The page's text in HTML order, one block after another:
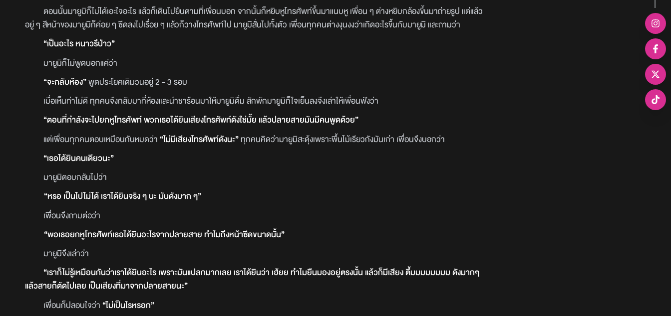
ตอนนั้นมายูมิก็ไม่ได้เอะใจอะไร แล้วก็เดินไปยืนตามที่เพื่อนบอก จากนั้นก็หยิบหูโทรศัพท์ขึ้นมาแนบหู เพื่อน ๆ ต่างหยิบกล้องขึ้นมาถ่ายรูป แต่แล้ว
อยู่ ๆ สีหน้าของมายูมิก็ค่อย ๆ ซีดลงไปเรื่อย ๆ แล้วก็วางโทรศัพท์ไป มายูมิสั่นไปทั้งตัว เพื่อนทุกคนต่างงุนงงว่าเกิดอะไรขึ้นกับมายูมิ และถามว่า
“เป็นอะไร หนาวรึป่าว”
มายูมิก็ไม่พูดบอกแค่ว่า
“จะกลับห้อง”พูดประโยคเดิมวนอยู่ 2 - 3 รอบ
เมื่อเห็นท่าไม่ดี ทุกคนจึงกลับมาที่ห้องและนำชาร้อนมาให้มายูมิดื่ม สักพักมายูมิก็ใจเย็นลงจึงเล่าให้เพื่อนฟังว่า
“ตอนที่กำลังจะไปยกหูโทรศัพท์ พวกเธอได้ยินเสียงโทรศัพท์ดังใช่มั้ย แล้วปลายสายมันมีคนพูดด้วย”
แต่เพื่อนทุกคนตอบเหมือนกันหมดว่า“ไม่มีเสียงโทรศัพท์ดังนะ”ทุกคนคิดว่ามายูมิสะดุ้งเพราะพื้นไม้เรียวกังมันเก่า เพื่อนจึงบอกว่า
“เธอได้ยินคนเดียวนะ”
มายูมิตอบกลับไปว่า
“หรอ เป็นไปไม่ได้ เราได้ยินจริง ๆ นะ มันดังมาก ๆ”
เพื่อนจึงถามต่อว่า
“พอเธอยกหูโทรศัพท์เธอได้ยินอะไรจากปลายสาย ทำไมถึงหน้าซีดขนาดนั้น”
มายูมิจึงเล่าว่า
“เราก็ไม่รู้เหมือนกันว่าเราได้ยินอะไร เพราะมันแปลกมากเลย เราได้ยินว่า เฮ้ยย ทำไมยืนมองอยู่ตรงนั้น แล้วก็มีเสียง ตึ้มมมมมมมม ดังมากๆ
แล้วสายก็ตัดไปเลย เป็นเสียงที่มาจากปลายสายนะ”
เพื่อนก็ปลอบใจว่า“ไม่เป็นไรหรอก”